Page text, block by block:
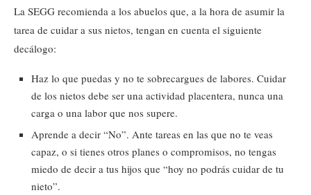
La SEGG recomienda a los abuelos que, a la hora de asumir la
tarea de cuidar a sus nietos, tengan en cuenta el siguiente
decálogo:
Haz lo que puedas y no te sobrecargues de labores. Cuidar
de los nietos debe ser una actividad placentera, nunca una
carga o una labor que nos supere.
Aprende a decir “No”. Ante tareas en las que no te veas
capaz, o si tienes otros planes o compromisos, no tengas
miedo de decir a tus hijos que “hoy no podrás cuidar de tu
nieto”.